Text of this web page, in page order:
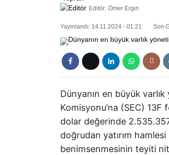
Editör: Ömer Ergin
Yayınlandı: 14.11.2024 - 01:21 Son
Dünyanın en büyük
Komisyonu’na (SEC)
dolar değerinde
doğrudan yatırım
benimsenmesinin teyiti